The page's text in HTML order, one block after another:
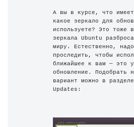
А вы в курсе, что имеет
какое зеркало для
используете? Это тоже
зеркала Ubuntu
миру. Естественно, надо
проследить, чтобы
ближайшее к вам — это
обновление. Подобрать
вариант можно в
Updates: